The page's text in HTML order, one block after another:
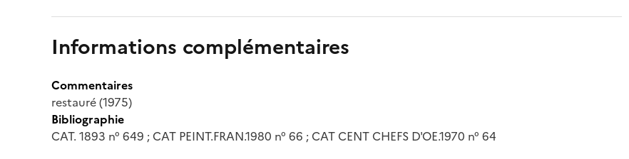
Informations complémentaires
Commentaires
restauré (1975)
Bibliographie
CAT. 1893 n° 649 ; CAT PEINT.FRAN.1980 n° 66 ; CAT CENT CHEFS D'OE.1970 n° 64